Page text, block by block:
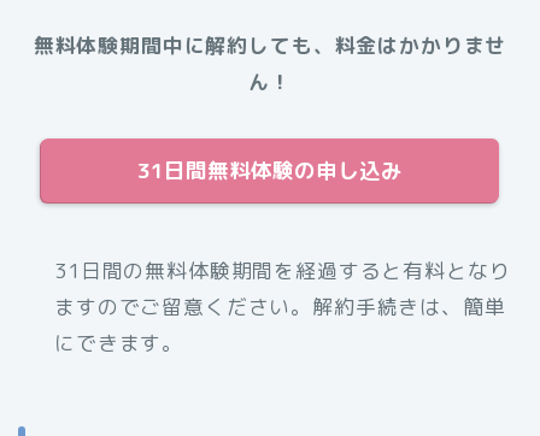
無料体験期間中に解約しても、料金はかかりませ
ん！
31日間無料体験の申し込み
31日間の無料体験期間を経過すると有料となり
ますのでご留意ください。解約手続きは、簡単
にできます。